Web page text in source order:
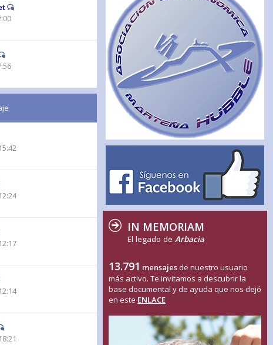
IN MEMORIAM
El legado de Arbacia
13.791 mensajes de nuestro usuario
más activo. Te invitamos a descubrir la
base documental y de ayuda que nos dejó
en este ENLACE